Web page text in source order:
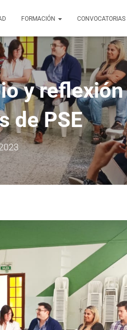
FORMACIÓN CONVOCATORIAS
y
de PSE